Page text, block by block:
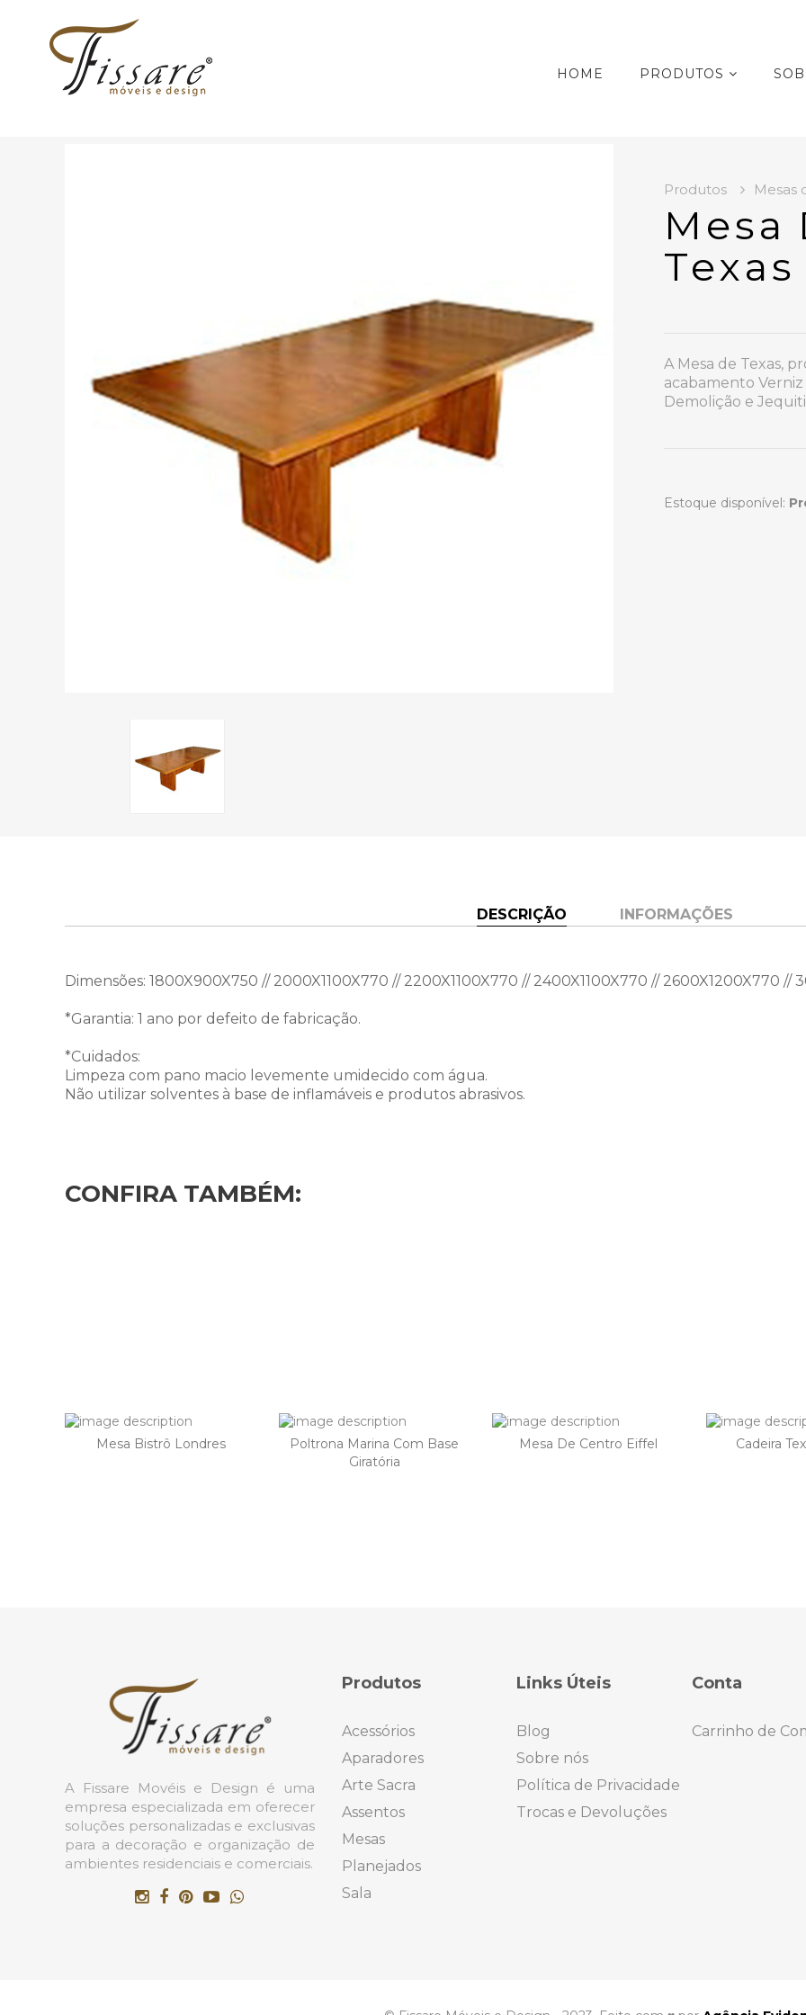
HOME PRODUTOS
Produtos Mesas
Mesa
Texas
A Mesa de Texas,
acabamento
Demolição e
Estoque disponível:
DESCRIÇÃO INFORMAÇÕES
Dimensões: 1800X900X750 // 2000X1100X770 // 2200X1100X770 // 2400X1100X770 // 2600X1200X770 //
*Garantia: 1 ano por defeito de fabricação.
*Cuidados:
Limpeza com pano macio levemente umidecido com água.
Não utilizar solventes à base de inflamáveis e produtos abrasivos.
CONFIRA TAMBÉM:
Mesa Bistrô Londres
Poltrona Marina Com Base
Giratória
Mesa De Centro Eiffel Cadeira
A Fissare Movéis e Design é uma
empresa especializada em oferecer
soluções personalizadas e exclusivas
para a decoração e organização de
ambientes residenciais e comerciais.
Produtos
Acessórios
Aparadores
Arte Sacra
Assentos
Mesas
Planejados
Sala
Links Úteis
Blog
Sobre nós
Política de Privacidade
Trocas e Devoluções
Conta
Carrinho de